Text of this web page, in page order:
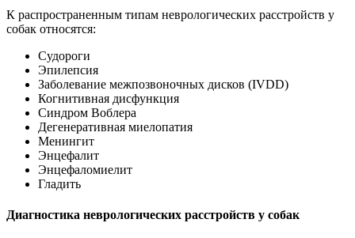
К распространенным типам неврологических расстройств у
собак относятся:
Судороги
Эпилепсия
Заболевание межпозвоночных дисков (IVDD)
Когнитивная дисфункция
Синдром Воблера
Дегенеративная миелопатия
Менингит
Энцефалит
Энцефаломиелит
Гладить
Диагностика неврологических расстройств у собак